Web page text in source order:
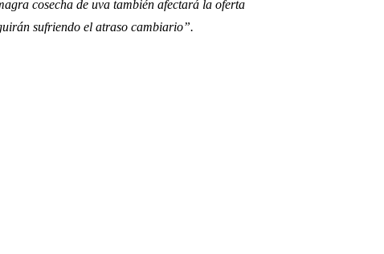
cosecha de uva también afectará la oferta
sufriendo el atraso cambiario”.